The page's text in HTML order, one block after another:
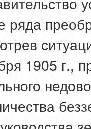
ряда
1905 г.,